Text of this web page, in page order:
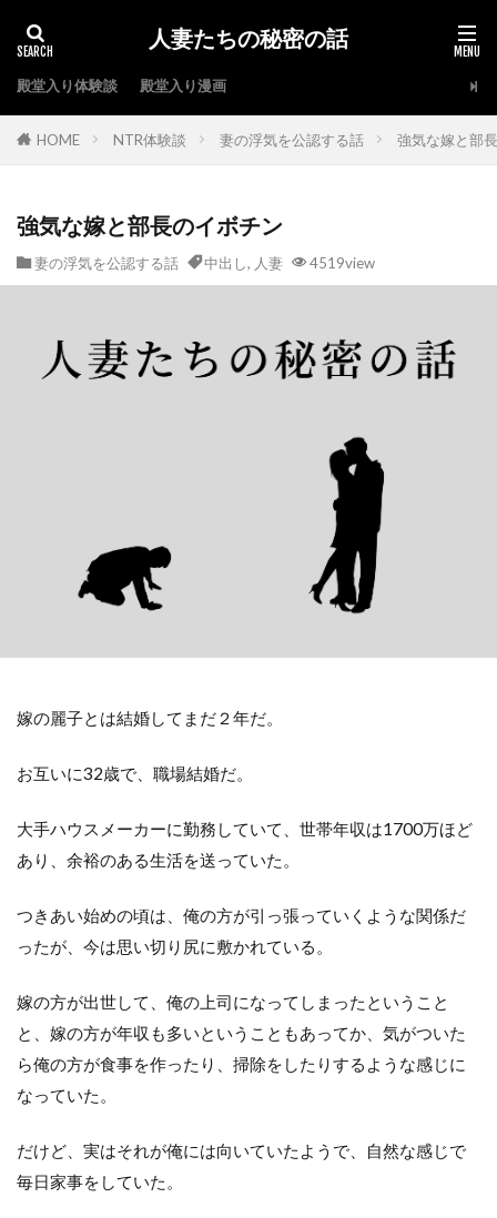
人妻たちの秘密の話
殿堂入り体験談 殿堂入り漫画
HOME NTR体験談 妻の浮気を公認する話 強気な嫁と部
強気な嫁と部長のイボチン
妻の浮気を公認する話 中出し, 人妻 4519view
嫁の麗子とは結婚してまだ２年だ。
お互いに32歳で、職場結婚だ。
大手ハウスメーカーに勤務していて、世帯年収は1700万ほど
あり、余裕のある生活を送っていた。
つきあい始めの頃は、俺の方が引っ張っていくような関係だ
ったが、今は思い切り尻に敷かれている。
嫁の方が出世して、俺の上司になってしまったということ
と、嫁の方が年収も多いということもあってか、気がついた
ら俺の方が食事を作ったり、掃除をしたりするような感じに
なっていた。
だけど、実はそれが俺には向いていたようで、自然な感じで
毎日家事をしていた。